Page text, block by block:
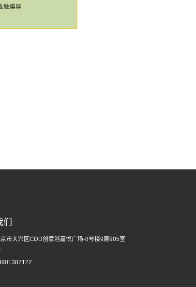
们
市大兴区CDD创意港嘉悦广场-8号楼9层905室